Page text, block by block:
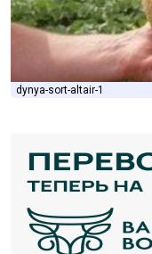
dynya-sort-altair-1